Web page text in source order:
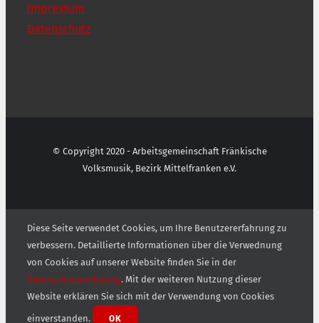
Impressum
Datenschutz
© Copyright 2020 - Arbeitsgemeinschaft Fränkische
Volksmusik, Bezirk Mittelfranken e.V.
Diese Seite verwendet Cookies, um Ihre Benutzererfahrung zu
verbessern. Detaillierte Informationen über die Verwednung
von Cookies auf unserer Website finden Sie in der
Datenschutzerklärung. Mit der weiteren Nutzung dieser
Website erklären Sie sich mit der Verwendung von Cookies
einverstanden. OK